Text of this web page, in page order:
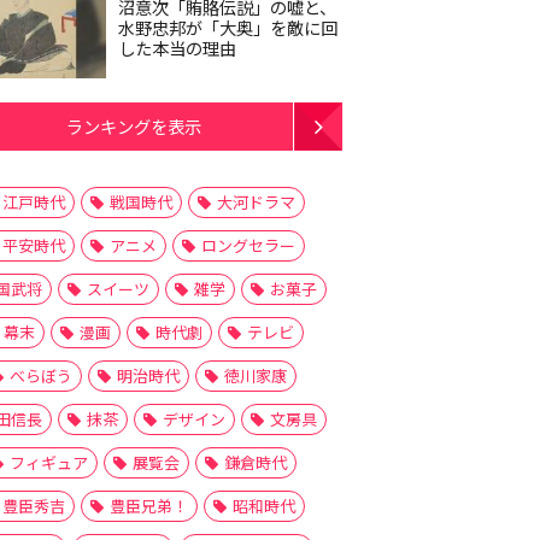
沼意次「賄賂伝説」の嘘と、
水野忠邦が「大奥」を敵に回
した本当の理由
ランキングを表示
江戸時代 戦国時代
大河ドラマ
平安時代
アニメ
ロングセラー
武将
スイーツ 雑学
お菓子
幕末
漫画 時代劇
テレビ
べらぼう
明治時代
徳川家康
信長
抹茶 デザイン
文房具
フィギュア
展覧会
鎌倉時代
豊臣秀吉
豊臣兄弟！
昭和時代